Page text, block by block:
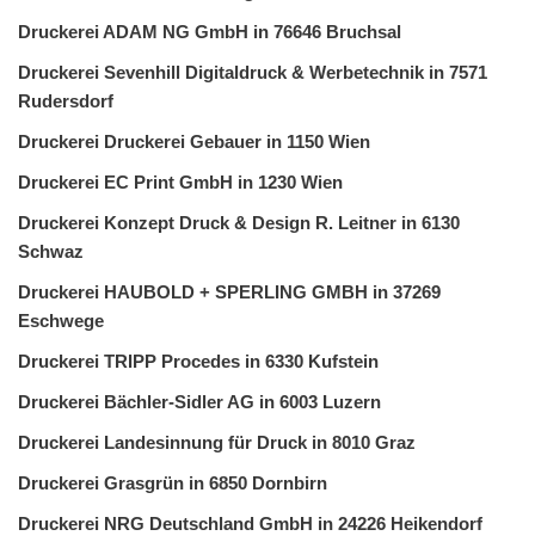
Druckerei ADAM NG GmbH in 76646 Bruchsal
Druckerei Sevenhill Digitaldruck & Werbetechnik in 7571
Rudersdorf
Druckerei Druckerei Gebauer in 1150 Wien
Druckerei EC Print GmbH in 1230 Wien
Druckerei Konzept Druck & Design R. Leitner in 6130
Schwaz
Druckerei HAUBOLD + SPERLING GMBH in 37269
Eschwege
Druckerei TRIPP Procedes in 6330 Kufstein
Druckerei Bächler-Sidler AG in 6003 Luzern
Druckerei Landesinnung für Druck in 8010 Graz
Druckerei Grasgrün in 6850 Dornbirn
Druckerei NRG Deutschland GmbH in 24226 Heikendorf